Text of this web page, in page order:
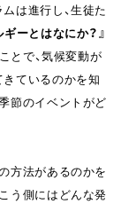
は進行し、生徒た
ーとはなにか？』
とで、気候変動が
ているのかを知
節のイベントがど
方法があるのかを
う側にはどんな発